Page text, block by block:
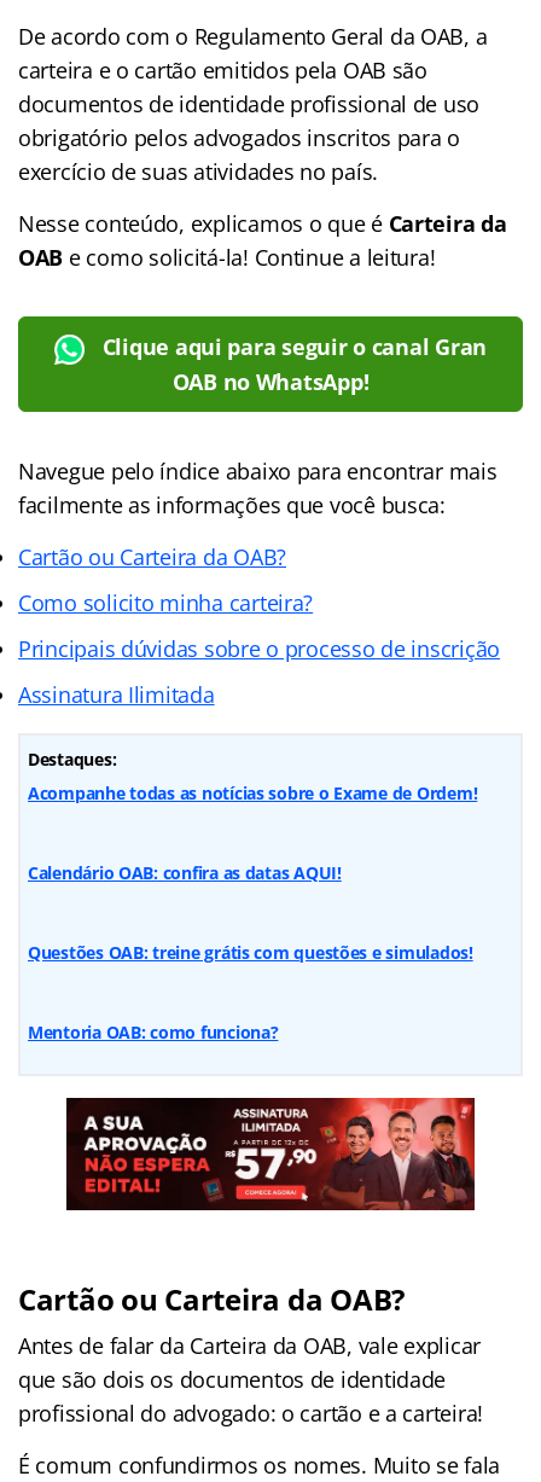
De acordo com o Regulamento Geral da OAB, a
carteira e o cartão emitidos pela OAB são
documentos de identidade profissional de uso
obrigatório pelos advogados inscritos para o
exercício de suas atividades no país.
Nesse conteúdo, explicamos o que é Carteira da
OAB e como solicitá-la! Continue a leitura!
Clique aqui para seguir o canal Gran
OAB no WhatsApp!
Navegue pelo índice abaixo para encontrar mais
facilmente as informações que você busca:
Cartão ou Carteira da OAB?
Como solicito minha carteira?
Principais dúvidas sobre o processo de inscrição
Assinatura Ilimitada
Destaques:
Acompanhe todas as notícias sobre o Exame de Ordem!
Calendário OAB: confira as datas AQUI!
Questões OAB: treine grátis com questões e simulados!
Mentoria OAB: como funciona?
Cartão ou Carteira da OAB?
Antes de falar da Carteira da OAB, vale explicar
que são dois os documentos de identidade
profissional do advogado: o cartão e a carteira!
É comum confundirmos os nomes. Muito se fala